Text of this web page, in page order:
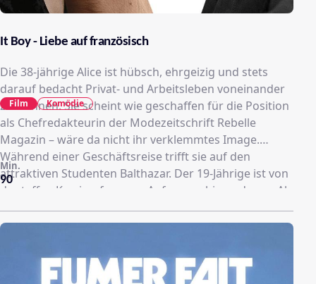
It Boy - Liebe auf französisch
Die 38-jährige Alice ist hübsch, ehrgeizig und stets
darauf bedacht Privat- und Arbeitsleben voneinander
zu trennen. Sie scheint wie geschaffen für die Position
als Chefredakteurin der Modezeitschrift Rebelle
Magazin – wäre da nicht ihr verklemmtes Image.
Während einer Geschäftsreise trifft sie auf den
attraktiven Studenten Balthazar. Der 19-Jährige ist von
der taffen Karrierefrau von Anfang an hin und weg. Als
ihre Kollegen davon Wind bekommen, fällt ihr prüdes
Image augenblicklich von ihr ab. Alice realisiert sofort,
und täuscht eine Beziehung mit ihm vor. Doch kann se
seinem jugendlichen Charme wiederstehen?
90
Min.
Film Komödie